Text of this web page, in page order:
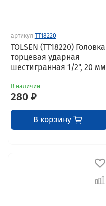
артикул TT18220
TOLSEN (TT18220) Головка
торцевая ударная
шестигранная 1/2", 20 мм
В наличии
280 ₽
В корзину